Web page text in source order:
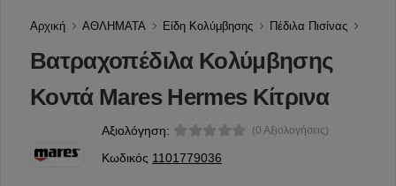
Αρχική ΑΘΛΗΜΑΤΑ Είδη Κολύμβησης Πέδιλα Πισίνας
Βατραχοπέδιλα Κολύμβησης
Κοντά Mares Hermes Κίτρινα
Αξιολόγηση: (0 Αξιολογήσεις)
Κωδικός 1101779036